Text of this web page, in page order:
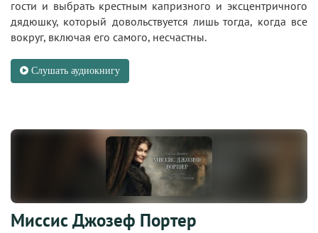
гости и выбрать крестным капризного и эксцентричного
дядюшку, который довольствуется лишь тогда, когда все
вокруг, включая его самого, несчастны.
Слушать аудиокнигу
Миссис Джозеф Портер